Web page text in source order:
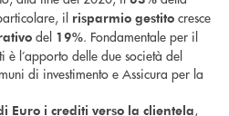
il risparmio gestito cresce
del 19%. Fondamentale per il
è l’apporto delle due società del
di investimento e Assicura per la
Euro i crediti verso la clientela,